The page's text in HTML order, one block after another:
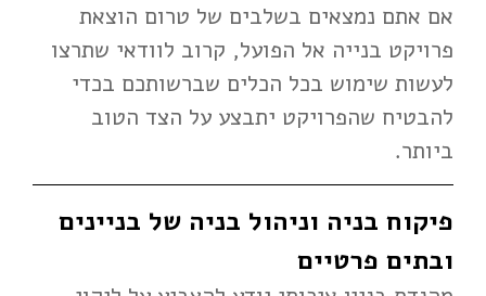
אם אתם נמצאים בשלבים של טרום הוצאת
פרויקט בנייה אל הפועל, קרוב לוודאי שתרצו
לעשות שימוש בכל הכלים שברשותכם בכדי
להבטיח שהפרויקט יתבצע על הצד הטוב
ביותר.
פיקוח בניה וניהול בניה של בניינים
ובתים פרטיים